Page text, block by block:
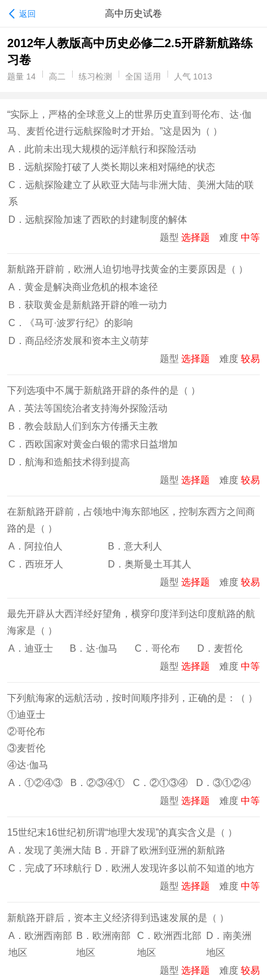
返回 高中历史试卷
2012年人教版高中历史必修二2.5开辟新航路练
习卷
题量 14 高二 练习检测 全国 适用 人气 1013
“实际上，严格的全球意义上的世界历史直到哥伦布、达·伽
马、麦哲伦进行远航探险时才开始。”这是因为（ ）
A．此前未出现大规模的远洋航行和探险活动
B．远航探险打破了人类长期以来相对隔绝的状态
C．远航探险建立了从欧亚大陆与非洲大陆、美洲大陆的联
系
D．远航探险加速了西欧的封建制度的解体
题型 选择题 难度 中等
新航路开辟前，欧洲人迫切地寻找黄金的主要原因是（ ）
A．黄金是解决商业危机的根本途径
B．获取黄金是新航路开辟的唯一动力
C．《马可·波罗行纪》的影响
D．商品经济发展和资本主义萌芽
题型 选择题 难度 较易
下列选项中不属于新航路开辟的条件的是（ ）
A．英法等国统治者支持海外探险活动
B．教会鼓励人们到东方传播天主教
C．西欧国家对黄金白银的需求日益增加
D．航海和造船技术得到提高
题型 选择题 难度 较易
在新航路开辟前，占领地中海东部地区，控制东西方之间商
路的是（ ）
A．阿拉伯人
B．意大利人
C．西班牙人
D．奥斯曼土耳其人
题型 选择题 难度 较易
最先开辟从大西洋经好望角，横穿印度洋到达印度航路的航
海家是（ ）
A．迪亚士
B．达·伽马 C．哥伦布
D．麦哲伦
题型 选择题 难度 中等
下列航海家的远航活动，按时间顺序排列，正确的是：（ ）
①迪亚士
②哥伦布
③麦哲伦
④达·伽马
A．①②④③
B．②③④① C．②①③④
D．③①②④
题型 选择题 难度 中等
15世纪末16世纪初所谓“地理大发现”的真实含义是（ ）
A．发现了美洲大陆 B．开辟了欧洲到亚洲的新航路
C．完成了环球航行 D．欧洲人发现许多以前不知道的地方
题型 选择题 难度 中等
新航路开辟后，资本主义经济得到迅速发展的是（ ）
A．欧洲西南部
地区
B．欧洲南部
地区
C．欧洲西北部
地区
D．南美洲
地区
题型 选择题 难度 较易